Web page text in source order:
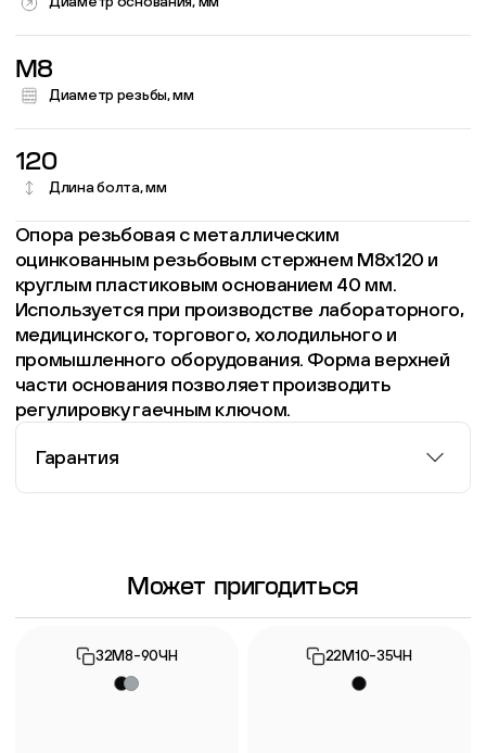
M8
Диаметр резьбы, мм
120
Длина болта, мм
Опора резьбовая с металлическим
оцинкованным резьбовым стержнем М8х120 и
круглым пластиковым основанием 40 мм.
Используется при производстве лабораторного,
медицинского, торгового, холодильного и
промышленного оборудования. Форма верхней
части основания позволяет производить
регулировку гаечным ключом.
Гарантия
Информация о гарантии
Может пригодиться
32М8-90ЧН 22М10-35ЧН